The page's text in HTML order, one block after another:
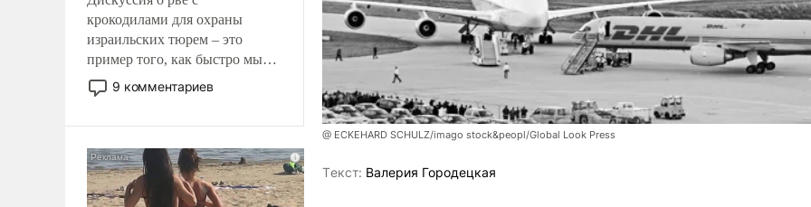
крокодилами для охраны
израильских тюрем – это
пример того, как быстро мы
двигаемся по пути
революционных изменений.
псевдонаучной фантастики,
стало всерьез обсуждаемой
идеей.
9 комментариев
@ ECKEHARD SCHULZ/imago stock&peopl/Global Look Press
Tекст: Валерия Городецкая